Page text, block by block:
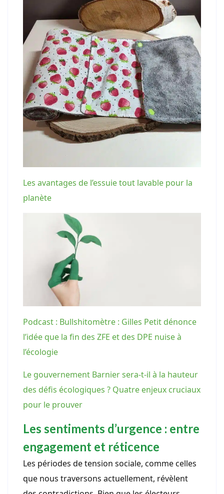
Les avantages de l’essuie tout lavable pour la
planète
Podcast : Bullshitomètre : Gilles Petit dénonce
l’idée que la fin des ZFE et des DPE nuise à
l’écologie
Le gouvernement Barnier sera-t-il à la hauteur
des défis écologiques ? Quatre enjeux cruciaux
pour le prouver
Les sentiments d’urgence : entre
engagement et réticence
Les périodes de tension sociale, comme celles
que nous traversons actuellement, révèlent